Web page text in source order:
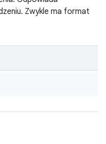
Zwykle ma format